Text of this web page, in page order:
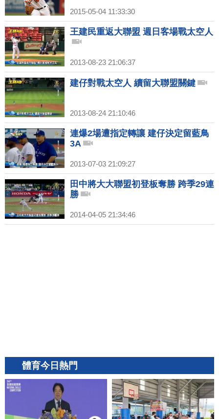
2015-05-04 11:33:30
王建民重返大聯盟 週日客場戰太空人
2013-08-23 21:06:37
建仔對戰太空人 續留大聯盟關鍵
2013-08-24 21:10:46
連爆2場遭指定轉讓 建仔決定留藍鳥
3A
2013-07-03 21:09:27
田中將大大聯盟初登板奪勝 跨季29連
勝
2014-04-05 21:34:46
體育今日熱門